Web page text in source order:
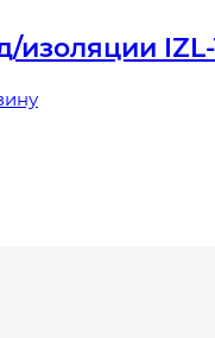
изоляции